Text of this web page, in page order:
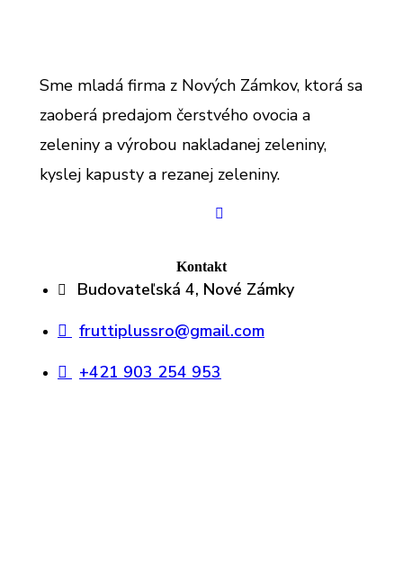
Sme mladá firma z Nových Zámkov, ktorá sa
zaoberá predajom čerstvého ovocia a
zeleniny a výrobou nakladanej zeleniny,
kyslej kapusty a rezanej zeleniny.
Kontakt
Budovateľská 4, Nové Zámky
fruttiplussro@gmail.com
+421 903 254 953